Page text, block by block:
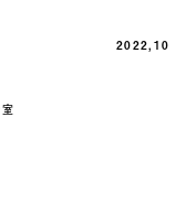
2022,10